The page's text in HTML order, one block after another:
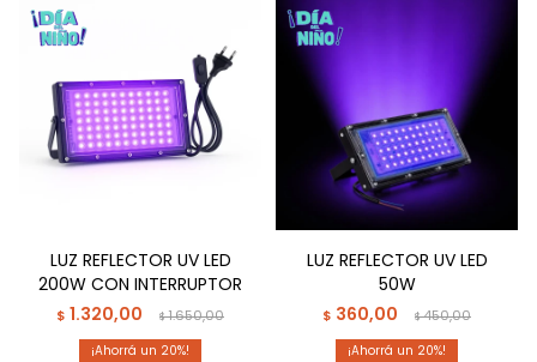
LUZ REFLECTOR UV LED
200W CON INTERRUPTOR
$ 1.320,00 $1.650,00
20
LUZ REFLECTOR UV LED
50W
$ 360,00 $450,00
20